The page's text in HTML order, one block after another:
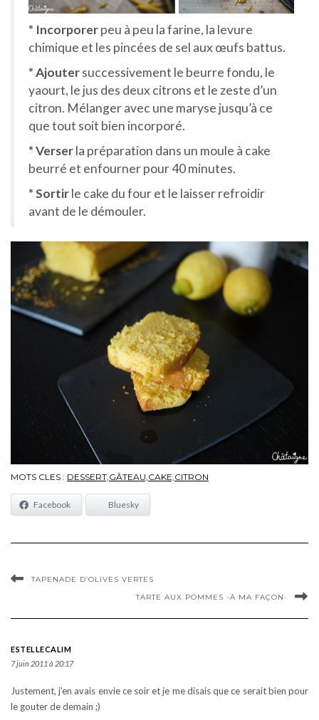
* Incorporerpeu à peu la farine, la levure
chimique et les pincées de sel aux œufs battus.
* Ajoutersuccessivement le beurre fondu, le
yaourt, le jus des deux citrons et le zeste d’un
citron. Mélanger avec une maryse jusqu’à ce
que tout soit bien incorporé.
* Verserla préparation dans un moule à cake
beurré et enfourner pour 40 minutes.
* Sortirle cake du four et le laisser refroidir
avant de le démouler.
MOTS CLES : DESSERT,GÂTEAU,CAKE,CITRON
Facebook Bluesky
TAPENADE D’OLIVES VERTES
TARTE AUX POMMES -À MA FAÇON-
ESTELLECALIM
7 juin 2011 à 20:17
Justement, j’en avais envie ce soir et je me disais que ce serait bien pour
le gouter de demain ;)